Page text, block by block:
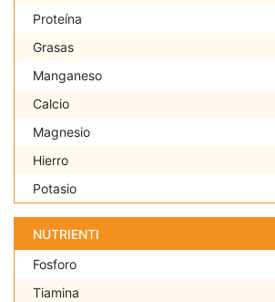
Proteína
Grasas
Manganeso
Calcio
Magnesio
Hierro
Potasio
NUTRIENTI
Fosforo
Tiamina